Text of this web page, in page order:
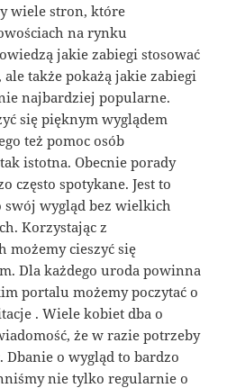
wiele stron, które
na rynku
jakie zabiegi stosować
także pokażą jakie zabiegi
najbardziej popularne.
się pięknym wyglądem
też pomoc osób
istotna. Obecnie porady
często spotykane. Jest to
swój wygląd bez wielkich
Korzystając z
możemy cieszyć się
Dla każdego uroda powinna
portalu możemy poczytać o
. Wiele kobiet dba o
że w razie potrzeby
Dbanie o wygląd to bardzo
nie tylko regularnie o